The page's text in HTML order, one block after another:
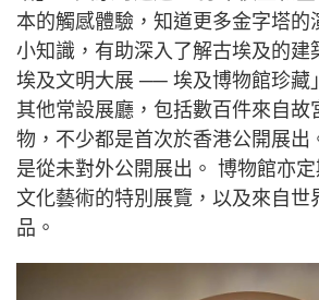
本的觸感體驗，知道更多金字塔的
小知識，有助深入了解古埃及的建
埃及文明大展 ── 埃及博物館珍藏
其他常設展廳，包括數百件來自故
物，不少都是首次於香港公開展出
是從未對外公開展出。 博物館亦
文化藝術的特別展覽，以及來自世
品。